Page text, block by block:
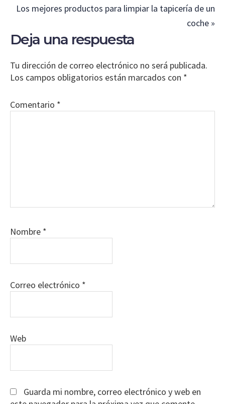
anterior:
Siguiente
Los mejores productos para limpiar la tapicería de un
coche »
Interacciones
con
los
lectores
Deja una respuesta
Tu dirección de correo electrónico no será publicada.
Los campos obligatorios están marcados con *
Comentario *
Nombre *
Correo electrónico *
Web
Guarda mi nombre, correo electrónico y web en